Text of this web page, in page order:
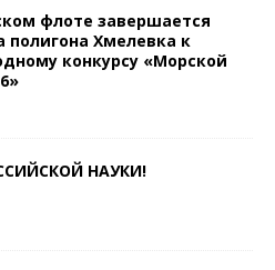
флоте завершается
полигона Хмелевка к
конкурсу «Морской
НАУКИ!